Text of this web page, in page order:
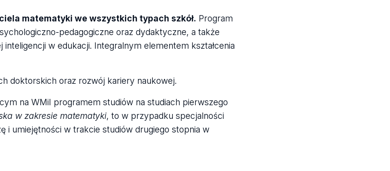
matematyki we wszystkich typach szkół. Program
pedagogiczne oraz dydaktyczne, a także
w edukacji. Integralnym elementem kształcenia
doktorskich oraz rozwój kariery naukowej.
na WMiI programem studiów na studiach pierwszego
w zakresie matematyki, to w przypadku specjalności
i umiejętności w trakcie studiów drugiego stopnia w